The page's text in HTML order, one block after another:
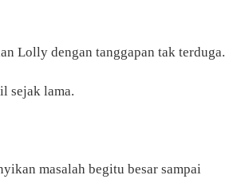
Lolly dengan tanggapan tak terduga.
sejak lama.
masalah begitu besar sampai